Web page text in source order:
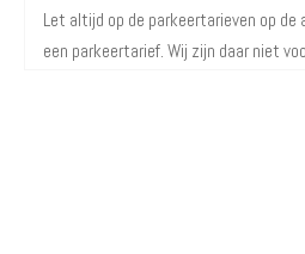
Let altijd op de parkeertarieven op
een parkeertarief. Wij zijn daar niet